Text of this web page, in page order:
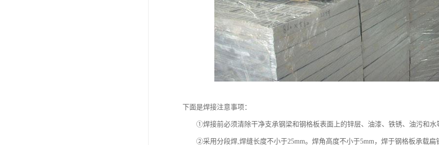
下面是焊接注意事项：
①焊接前必须清除干净支承钢梁和钢格板表面上的锌层、油漆、铁锈、油污和水
②采用分段焊,焊缝长度不小于25mm。焊角高度不小于5mm，焊于钢格板承载扁